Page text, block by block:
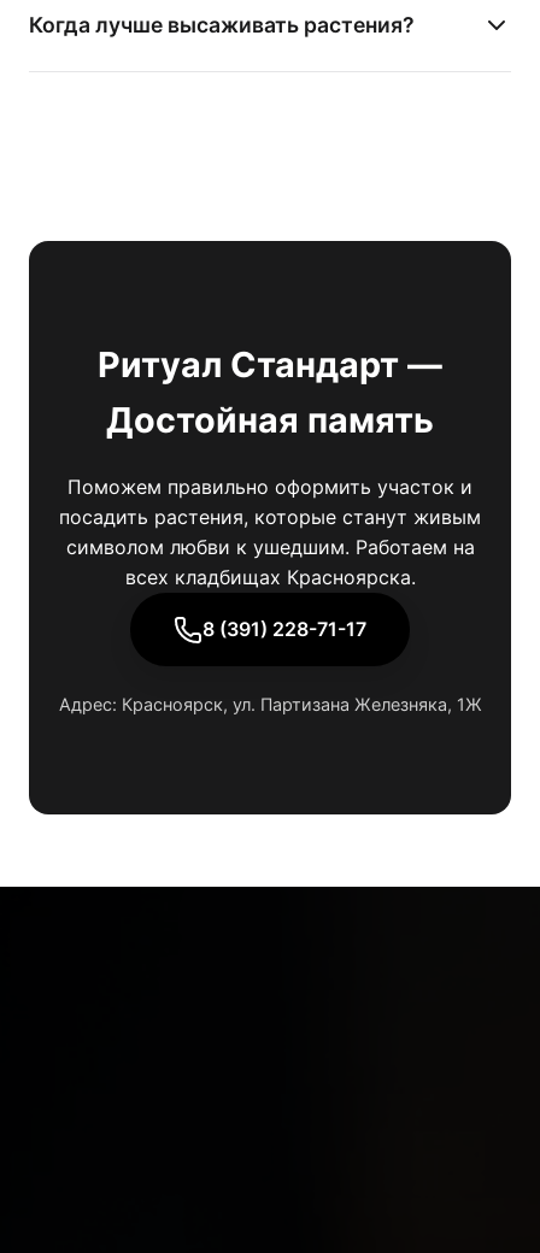
согласованы, чтобы не нарушать план озеленения
Когда лучше высаживать растения?
Ритуал Стандарт —
Достойная память
Поможем правильно оформить участок и
посадить растения, которые станут живым
символом любви к ушедшим. Работаем на
всех кладбищах Красноярска.
8 (391) 228-71-17
Адрес: Красноярск, ул. Партизана Железняка, 1Ж